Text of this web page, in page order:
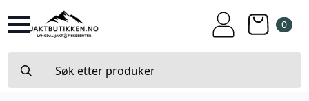
0
for: